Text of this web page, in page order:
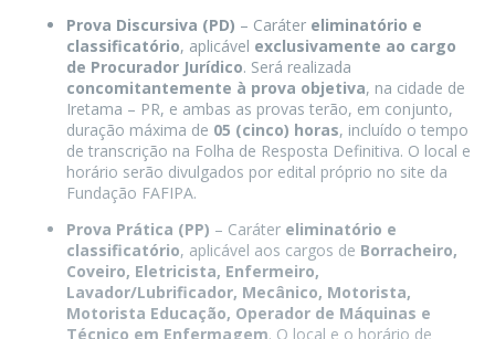
Prova Discursiva (PD) – Caráter eliminatório e
classificatório, aplicável exclusivamente ao cargo
de Procurador Jurídico. Será realizada
concomitantemente à prova objetiva, na cidade de
Iretama – PR, e ambas as provas terão, em conjunto,
duração máxima de 05 (cinco) horas, incluído o tempo
de transcrição na Folha de Resposta Definitiva. O local e
horário serão divulgados por edital próprio no site da
Fundação FAFIPA.
Prova Prática (PP) – Caráter eliminatório e
classificatório, aplicável aos cargos de Borracheiro,
Coveiro, Eletricista, Enfermeiro,
Lavador/Lubrificador, Mecânico, Motorista,
Motorista Educação, Operador de Máquinas e
Técnico em Enfermagem. O local e o horário de